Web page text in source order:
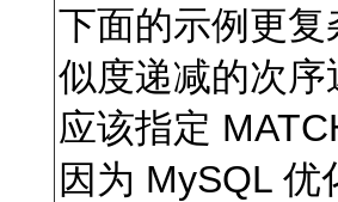
下面的示例更
似度递减的次
应该指定
因为 MySQL